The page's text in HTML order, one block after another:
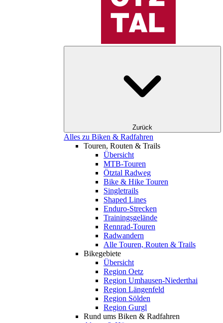
Zurück
Alles zu Biken & Radfahren
Touren, Routen & Trails
Übersicht
MTB-Touren
Ötztal Radweg
Bike & Hike Touren
Singletrails
Shaped Lines
Enduro-Strecken
Trainingsgelände
Rennrad-Touren
Radwandern
Alle Touren, Routen & Trails
Bikegebiete
Übersicht
Region Oetz
Region Umhausen-Niederthai
Region Längenfeld
Region Sölden
Region Gurgl
Rund ums Biken & Radfahren